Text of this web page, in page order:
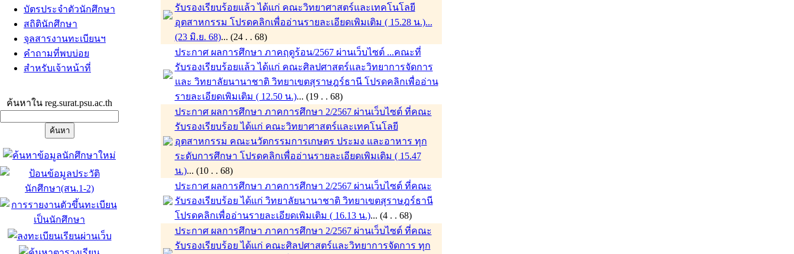
บัตรประจำตัวนักศึกษา
สถิตินักศึกษา
จุลสารงานทะเบียนฯ
คำถามที่พบบ่อย
สำหรับเจ้าหน้าที่
ค้นหาใน reg.surat.psu.ac.th
รับรองเรียบร้อยแล้ว ได้แก่ คณะวิทยาศาสตร์และเทคโนโลยี
อุตสาหกรรม โปรดคลิกเพื่ออ่านรายละเอียดเพิมเติม ( 15.28 น.)...
(23 มิ.ย. 68)... (24 . . 68)
ประกาศ ผลการศึกษา ภาคฤดูร้อน/2567 ผ่านเว็บไซต์ ...คณะที่
รับรองเรียบร้อยแล้ว ได้แก่ คณะศิลปศาสตร์และวิทยาการจัดการ
และ วิทยาลัยนานาชาติ วิทยาเขตสุราษฎร์ธานี โปรดคลิกเพื่ออ่าน
รายละเอียดเพิมเติม ( 12.50 น.)... (19 . . 68)
ประกาศ ผลการศึกษา ภาคการศึกษา 2/2567 ผ่านเว็บไซต์ ที่คณะ
รับรองเรียบร้อย ได้แก่ คณะวิทยาศาสตร์และเทคโนโลยี
อุตสาหกรรม คณะนวัตกรรมการเกษตร ประมง และอาหาร ทุก
ระดับการศึกษา โปรดคลิกเพื่ออ่านรายละเอียดเพิมเติม ( 15.47
น.)... (10 . . 68)
ประกาศ ผลการศึกษา ภาคการศึกษา 2/2567 ผ่านเว็บไซต์ ที่คณะ
รับรองเรียบร้อย ได้แก่ วิทยาลัยนานาชาติ วิทยาเขตสุราษฎร์ธานี
โปรดคลิกเพื่ออ่านรายละเอียดเพิมเติม ( 16.13 น.)... (4 . . 68)
ประกาศ ผลการศึกษา ภาคการศึกษา 2/2567 ผ่านเว็บไซต์ ที่คณะ
รับรองเรียบร้อย ได้แก่ คณะศิลปศาสตร์และวิทยาการจัดการ ทุก